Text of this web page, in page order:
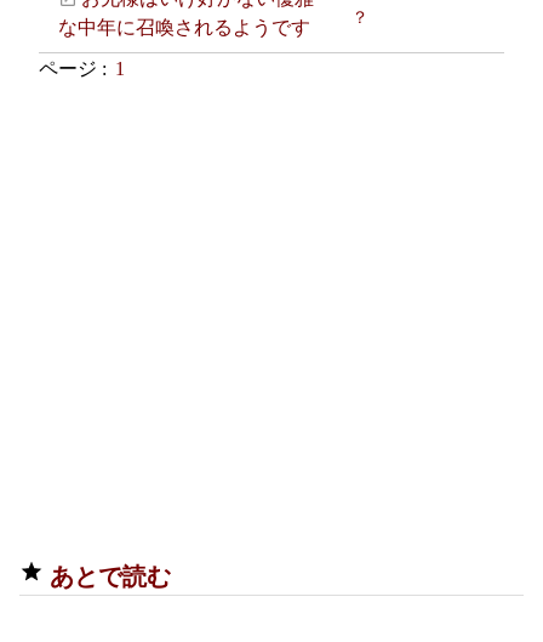
な中年に召喚されるようです
？
ページ : 1
あとで読む